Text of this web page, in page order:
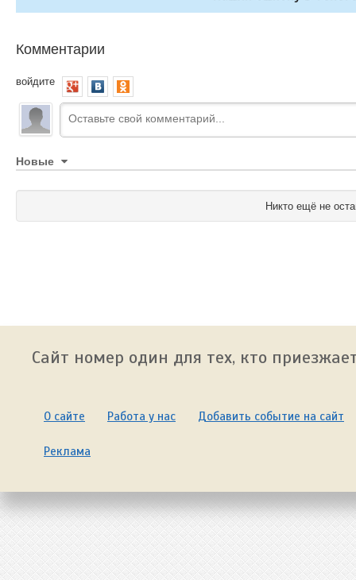
Комментарии
войдите
Новые
Никто ещё не
Сайт номер один для тех, кто
О сайте Работа у нас Добавить событие на сайт
Реклама